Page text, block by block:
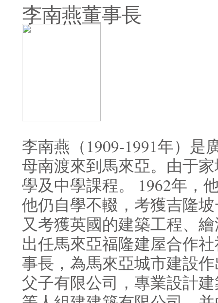
李南燕董事長
李南燕（1909-1991年）是
母南渡來到馬來亞。由于
學及中學課程。 1962年，
他仍自學不輟，考獲吉隆
又考獲英國的建築工程、
出任馬來亞福隆建屋合作
事長，為馬來亞城市建設
父子有限公司，專業設計